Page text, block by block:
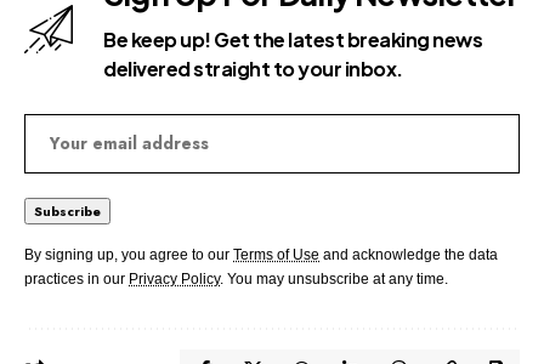
Be keep up! Get the latest breaking news
delivered straight to your inbox.
By signing up, you agree to our Terms of Use and acknowledge the data
practices in our Privacy Policy. You may unsubscribe at any time.